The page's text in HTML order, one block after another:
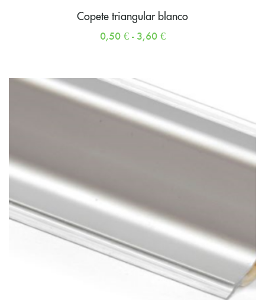
Copete triangular blanco
0,50 € - 3,60 €